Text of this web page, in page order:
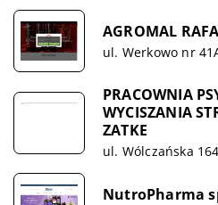
AGROMAL
ul. Werkowo nr
PRACOWNIA
WYCISZANIA
ZATKE
ul. Wólczańska
NutroPharma